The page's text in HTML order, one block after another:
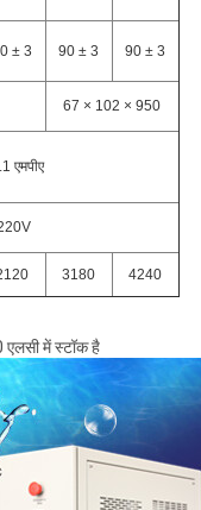
± 3 90 ± 3 90 ± 3
67 × 102 × 950
एमपीए
3180 4240
में स्टॉक है